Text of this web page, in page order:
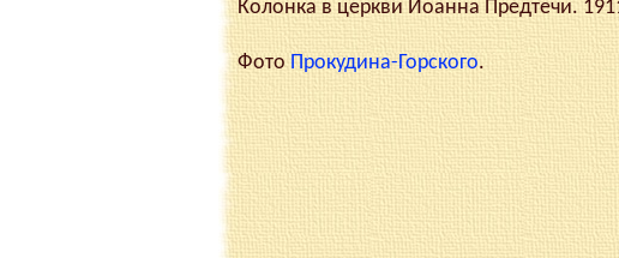
Колонка в церкви Иоанна Предтечи.
ФотоПрокудина-Горского.